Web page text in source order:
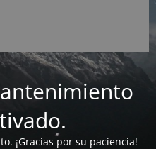
¡Gracias por su paciencia!